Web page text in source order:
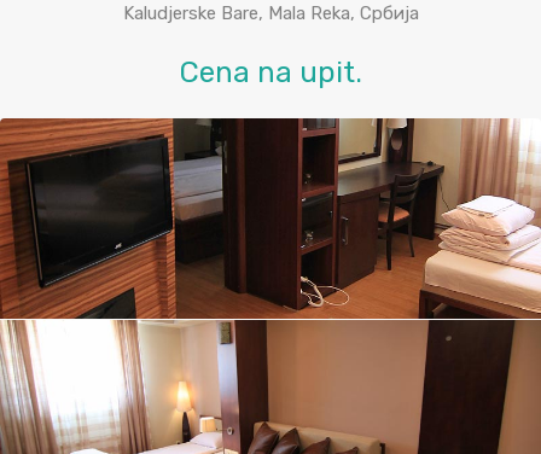
Kaludjerske Bare, Mala Reka, Србија
Cena na upit.